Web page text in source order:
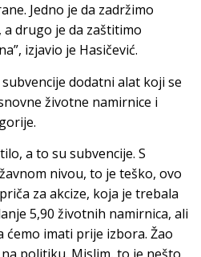
Jedno je da zadržimo
drugo je da zaštitimo
izjavio je Hasičević.
dodatni alat koji se
životne namirnice i
a to su subvencije. S
nivou, to je teško, ovo
za akcize, koja je trebala
5,90 životnih namirnica, ali
ćemo imati prije izbora. Žao